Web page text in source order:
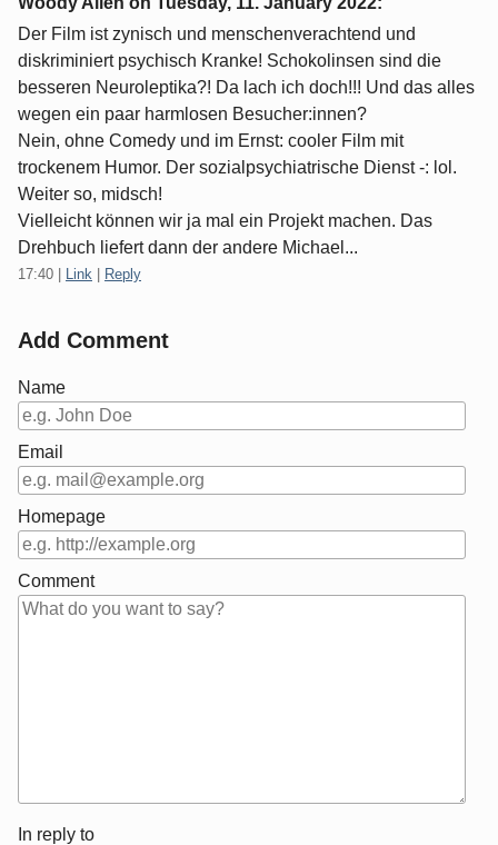
Der Film ist zynisch und menschenverachtend und
diskriminiert psychisch Kranke! Schokolinsen sind die
besseren Neuroleptika?! Da lach ich doch!!! Und das alles
wegen ein paar harmlosen Besucher:innen?
Nein, ohne Comedy und im Ernst: cooler Film mit
trockenem Humor. Der sozialpsychiatrische Dienst -: lol.
Weiter so, midsch!
Vielleicht können wir ja mal ein Projekt machen. Das
Drehbuch liefert dann der andere Michael...
17:40 Link Reply
Add Comment
Name
Email
Homepage
Comment
In reply to